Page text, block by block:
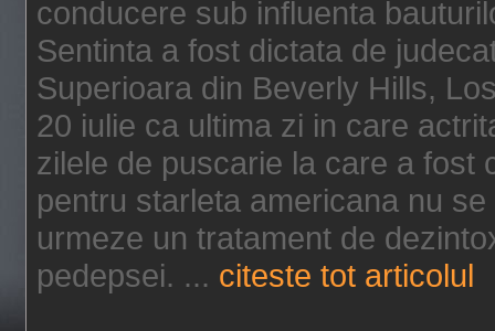
conducere sub influenta
Sentinta a fost dictata de
Superioara din Beverly Hills,
20 iulie ca ultima zi in care
zilele de puscarie la care a fost
pentru starleta americana nu
urmeze un tratament de
pedepsei. ... citeste tot articolul